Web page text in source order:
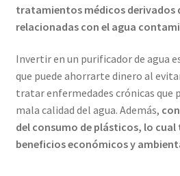
tratamientos médicos derivados
relacionadas con el agua
Invertir en un purificador de agua
que puede ahorrarte dinero al
tratar enfermedades crónicas que
mala calidad del agua. Además,
del consumo de plásticos, lo
beneficios económicos y